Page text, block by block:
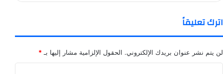
اترك تعليقاً
لن يتم نشر عنوان بريدك الإلكتروني. الحقول الإلزامية مشار إليها بـ*